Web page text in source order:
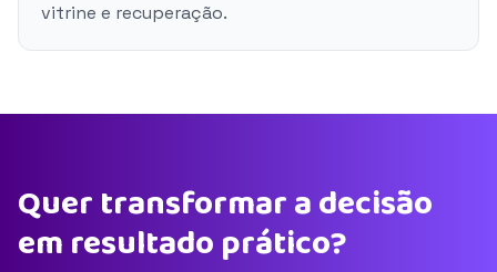
vitrine e recuperação.
Quer transformar a decisão
em resultado prático?